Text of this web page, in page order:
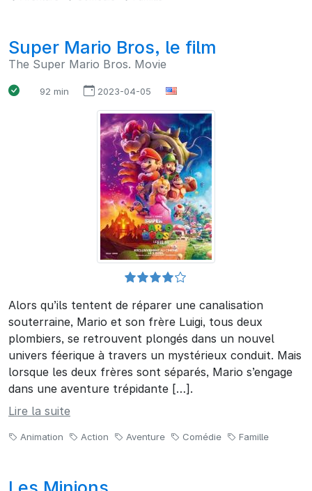
Super Mario Bros, le film
The Super Mario Bros. Movie
92 min 2023-04-05
Alors qu’ils tentent de réparer une canalisation
souterraine, Mario et son frère Luigi, tous deux
plombiers, se retrouvent plongés dans un nouvel
univers féerique à travers un mystérieux conduit. Mais
lorsque les deux frères sont séparés, Mario s’engage
dans une aventure trépidante […].
Lire la suite
Animation Action Aventure Comédie Famille